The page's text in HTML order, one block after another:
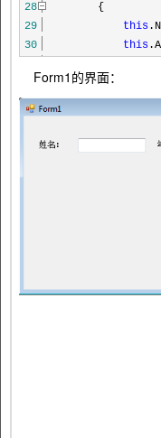
28
{
29
this
30
this
32
}
33
}
Form1的界面：